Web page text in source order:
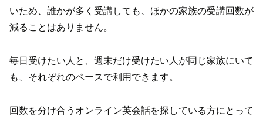
いため、誰かが多く受講しても、ほかの家族の受講回数が
減ることはありません。
毎日受けたい人と、週末だけ受けたい人が同じ家族にいて
も、それぞれのペースで利用できます。
回数を分け合うオンライン英会話を探している方にとって